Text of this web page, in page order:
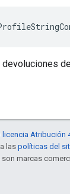
licencia Atribución
las políticas del
marcas